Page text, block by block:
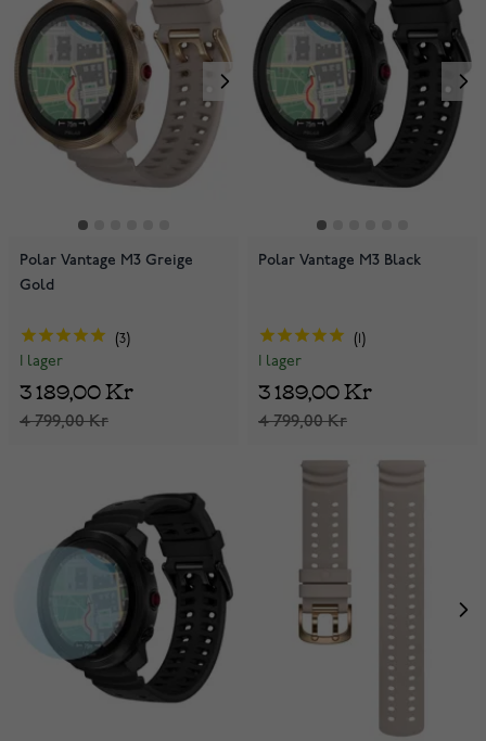
Polar Vantage M3 Greige
Gold
3
I lager
4 799,00 Kr
3 189,00 Kr
Polar Vantage M3 Black
I lager
4 799,00 Kr
3 189,00 Kr